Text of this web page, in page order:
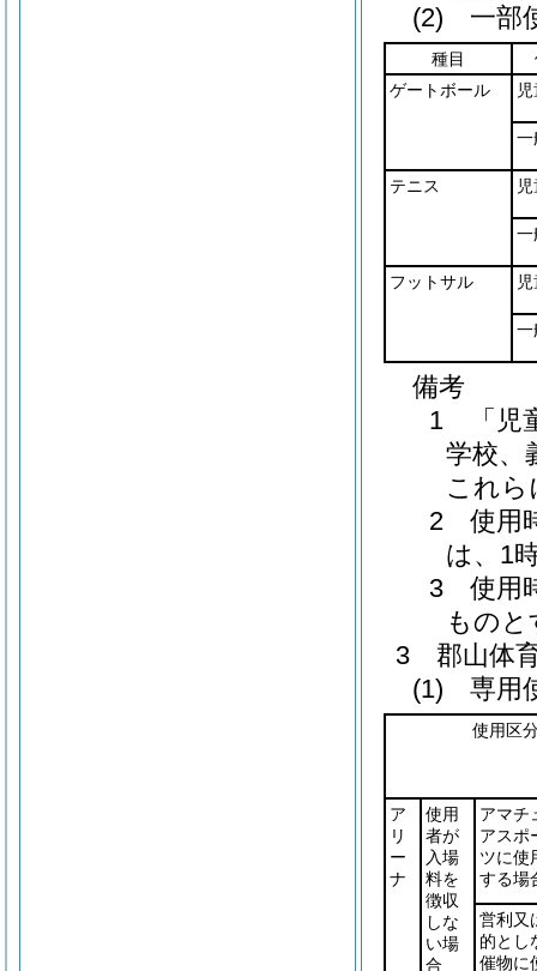
(2) 一部
種目
ゲートボール
一
テニス
一
フットサル
一
備考
1 「児
学校、
これら
2 使用
は、1
3 使用
もの
3 郡山体
(1) 専用
使用区
ア
リ
ー
ナ
使用
者が
入場
料を
徴収
しな
い場
合
アマチ
アスポ
ツに使
する場
営利又
的とし
催物に